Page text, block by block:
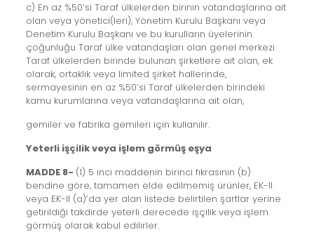
c) En az %50’si Taraf ülkelerden birinin vatandaşlarına ait
olan veya yönetici(leri), Yönetim Kurulu Başkanı veya
Denetim Kurulu Başkanı ve bu kurulların üyelerinin
çoğunluğu Taraf ülke vatandaşları olan genel merkezi
Taraf ülkelerden birinde bulunan şirketlere ait olan, ek
olarak, ortaklık veya limited şirket hallerinde,
sermayesinin en az %50’si Taraf ülkelerden birindeki
kamu kurumlarına veya vatandaşlarına ait olan,
gemiler ve fabrika gemileri için kullanılır.
Yeterli işçilik veya işlem görmüş eşya
MADDE 8- (1) 5 inci maddenin birinci fıkrasının (b)
bendine göre, tamamen elde edilmemiş ürünler, EK-II
veya EK-II (a)’da yer alan listede belirtilen şartlar yerine
getirildiği takdirde yeterli derecede işçilik veya işlem
görmüş olarak kabul edilirler.